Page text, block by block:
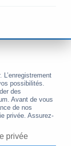
possibilités.
des
Avant de vous
de nos
privée. Assurez-
privée